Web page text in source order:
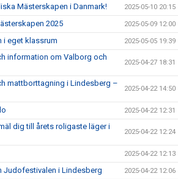
Mästerskapen i Danmark! 2025-05-10 20:15
2025 2025-05-09 12:00
i eget klassrum 2025-05-05 19:39
information om Valborg och
2025-04-27 18:31
mattborttagning i Lindesberg –
2025-04-22 14:50
2025-04-22 12:31
dig till årets roligaste läger i
2025-04-22 12:24
2025-04-22 12:13
Judofestivalen i Lindesberg 2025-04-22 12:06